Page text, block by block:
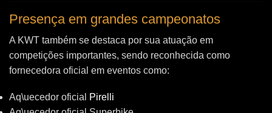
Presença em grandes campeonatos
A KWT também se destaca por sua atuação em
competições importantes, sendo reconhecida como
fornecedora oficial em eventos como:
Aq\uecedor oficial
Pirelli